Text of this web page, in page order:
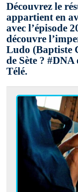
Découvrez le
appartient en
avec l’épisode
découvre
Ludo (Baptiste
de Sète ? #DNA
Télé.